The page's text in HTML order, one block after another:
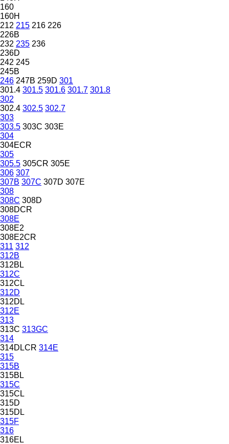
160
160H
212 215 216 226
226B
232 235 236
236D
242 245
245B
246 247B 259D 301
301.4 301.5 301.6 301.7 301.8
302
302.4 302.5 302.7
303
303.5 303C 303E
304
304ECR
305
305.5 305CR 305E
306 307
307B 307C 307D 307E
308
308C 308D
308DCR
308E
308E2
308E2CR
311 312
312B
312BL
312C
312CL
312D
312DL
312E
313
313C 313GC
314
314DLCR 314E
315
315B
315BL
315C
315CL
315D
315DL
315F
316
316EL